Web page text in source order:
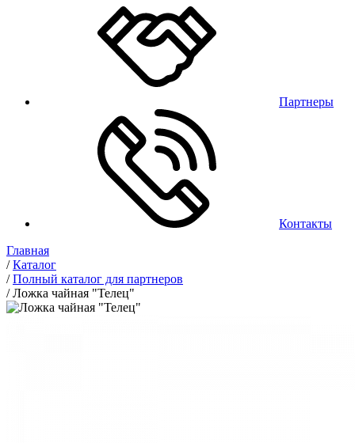
Партнеры
Контакты
Главная
/Каталог
/Полный каталог для партнеров
/Ложка чайная "Телец"